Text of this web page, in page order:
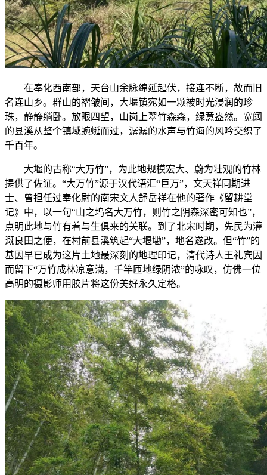
在奉化西南部，天台山余脉绵延起伏，接连不断，故而旧
名连山乡。群山的褶皱间，大堰镇宛如一颗被时光浸润的珍
珠，静静躺卧。放眼四望，山岗上翠竹森森，绿意盎然。宽阔
的县溪从整个镇域蜿蜒而过，潺潺的水声与竹海的风吟交织了
千百年。
大堰的古称“大万竹”，为此地规模宏大、蔚为壮观的竹林
提供了佐证。“大万竹”源于汉代语汇“巨万”，文天祥同期进
士、曾担任过奉化尉的南宋文人舒岳祥在他的著作《留耕堂
记》中，以一句“山之坞名大万竹，则竹之阴森深密可知也”，
点明此地与竹有着与生俱来的关联。到了北宋时期，先民为灌
溉良田之便，在村前县溪筑起“大堰墈”，地名遂改。但“竹”的
基因早已成为这片土地最深刻的地理印记，清代诗人王礼宾因
而留下“万竹成林凉意满，千竿匝地绿阴浓”的咏叹，仿佛一位
高明的摄影师用胶片将这份美好永久定格。